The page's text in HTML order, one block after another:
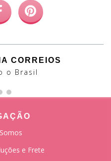
CORREIOS
o Brasil
e Frete